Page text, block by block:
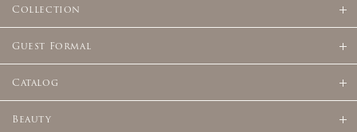
Collection
Guest Formal
Catalog
Beauty